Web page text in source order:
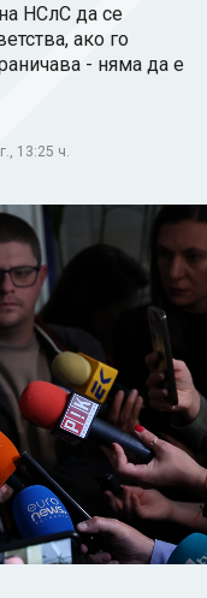
НСлС да се
ако го
- няма да е
13:25 ч.